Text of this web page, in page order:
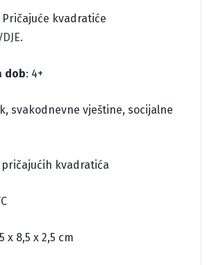
Pričajuće kvadratiće
dob: 4+
svakodnevne vještine, socijalne
pričajućih kvadratića
x 8,5 x 2,5 cm